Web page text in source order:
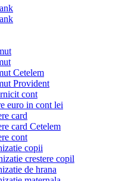
Cetelem
Provident
cont
euro in cont lei
card
card Cetelem
cont
copii
crestere copil
de hrana